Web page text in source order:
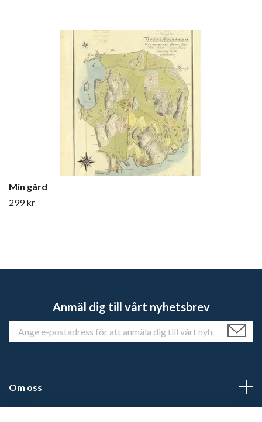
Min gård
299 kr
Anmäl dig till vårt nyhetsbrev
Om oss